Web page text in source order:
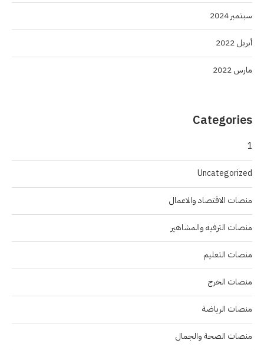
سبتمبر 2024
أبريل 2022
مارس 2022
Categories
1
Uncategorized
منصات الاقتصاد والاعمال
منصات الترفيه والمشاهير
منصات التعليم
منصات الخرج
منصات الرياضة
منصات الصحة والجمال